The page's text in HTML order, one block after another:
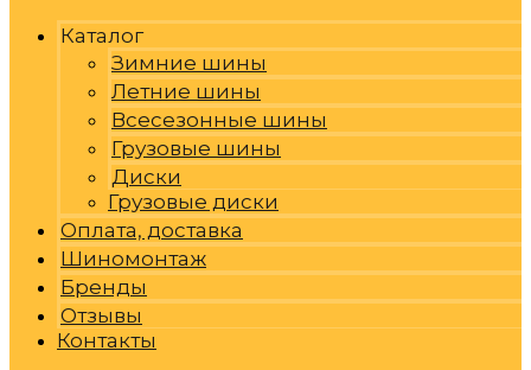
Каталог
Зимние шины
Летние шины
Всесезонные шины
Грузовые шины
Диски
Грузовые диски
Оплата, доставка
Шиномонтаж
Бренды
Отзывы
Контакты